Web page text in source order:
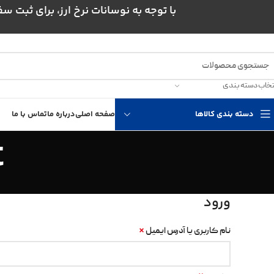
با توجه به نوسانات نرخ ارز، برای ثبت سفارش و
دسته بندی
دسته بندی کالاها صفحه اصلیدرباره ماتماس با ما
ورود
نام کاربری یا آدرس ایمیل *